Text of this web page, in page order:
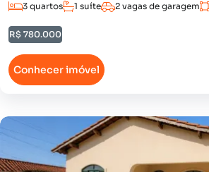
3 quartos 1 suíte 2 vagas de garagem
R$ 780.000
Conhecer imóvel